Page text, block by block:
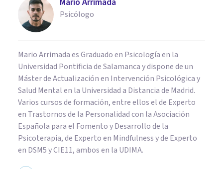
Psicólogo
Mario Arrimada es Graduado en Psicología en la
Universidad Pontificia de Salamanca y dispone de un
Máster de Actualización en Intervención Psicológica y
Salud Mental en la Universidad a Distancia de Madrid.
Varios cursos de formación, entre ellos el de Experto
en Trastornos de la Personalidad con la Asociación
Española para el Fomento y Desarrollo de la
Psicoterapia, de Experto en Mindfulness y de Experto
en DSM5 y CIE11, ambos en la UDIMA.